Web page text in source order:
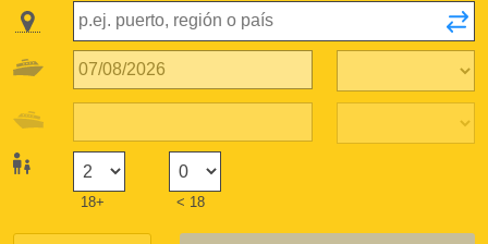
18+ < 18